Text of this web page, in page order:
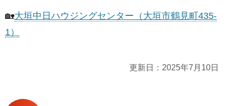
🏡大垣中日ハウジングセンター（大垣市鶴見町435-
1）
更新日： 2025年7月10日